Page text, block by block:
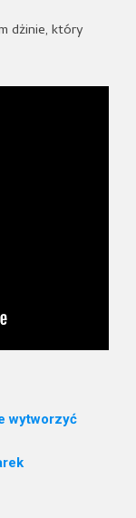
dżinie, który
wytworzyć